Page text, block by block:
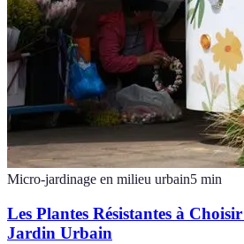
Micro-jardinage en milieu urbain5 min
Les Plantes Résistantes à
Jardin Urbain